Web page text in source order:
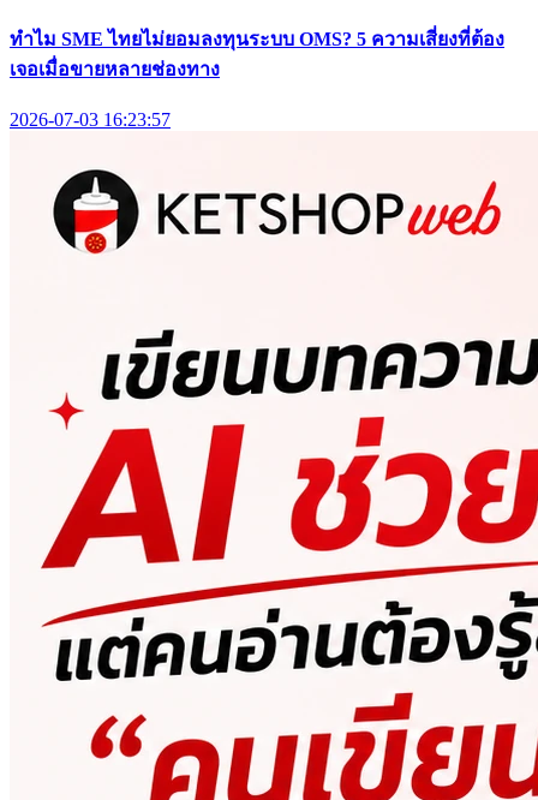
ทำไม SME ไทยไม่ยอมลงทุนระบบ OMS? 5 ความเสี่ยงที่ต้อง
เจอเมื่อขายหลายช่องทาง
2026-07-03 16:23:57